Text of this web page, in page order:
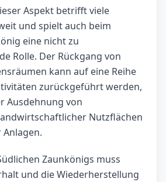
Aspekt betrifft viele
und spielt auch beim
eine nicht zu
Rolle. Der Rückgang von
kann auf eine Reihe
zurückgeführt werden,
Ausdehnung von
Nutzflächen
Zaunkönigs muss
und die Wiederherstellung